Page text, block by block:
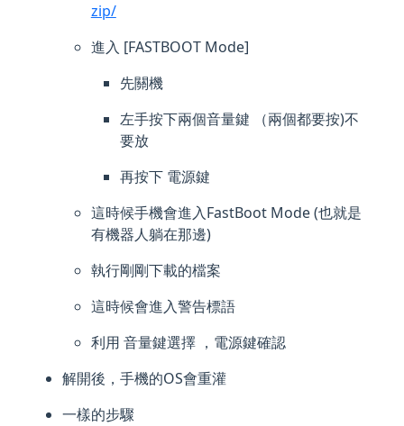
zip/
進入 [FASTBOOT Mode]
先關機
左手按下兩個音量鍵 （兩個都要按)不
要放
再按下 電源鍵
這時候手機會進入FastBoot Mode (也就是
有機器人躺在那邊)
執行剛剛下載的檔案
這時候會進入警告標語
利用 音量鍵選擇 ，電源鍵確認
解開後，手機的OS會重灌
一樣的步驟